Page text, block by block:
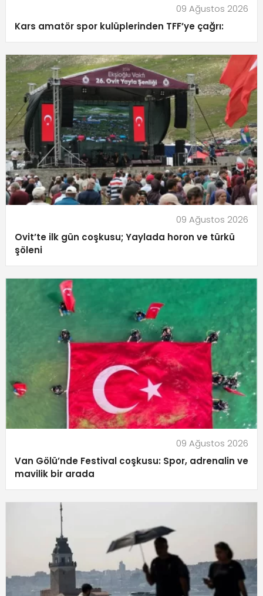
09 Ağustos 2026
Kars amatör spor kulüplerinden TFF’ye çağrı:
09 Ağustos 2026
Ovit’te ilk gün coşkusu; Yaylada horon ve türkü
şöleni
09 Ağustos 2026
Van Gölü’nde Festival coşkusu: Spor, adrenalin ve
mavilik bir arada